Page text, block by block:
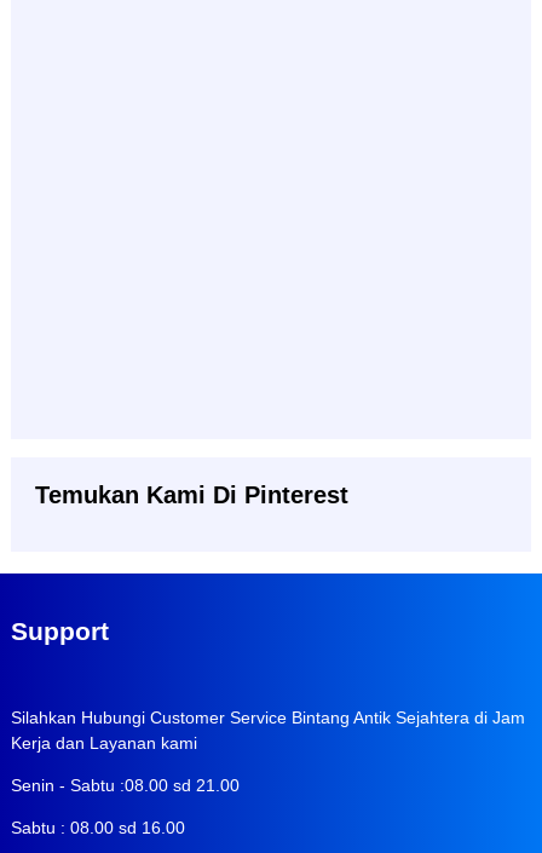
Temukan Kami Di Pinterest
Support
Silahkan Hubungi Customer Service Bintang Antik Sejahtera di Jam
Kerja dan Layanan kami
Senin - Sabtu :08.00 sd 21.00
Sabtu : 08.00 sd 16.00